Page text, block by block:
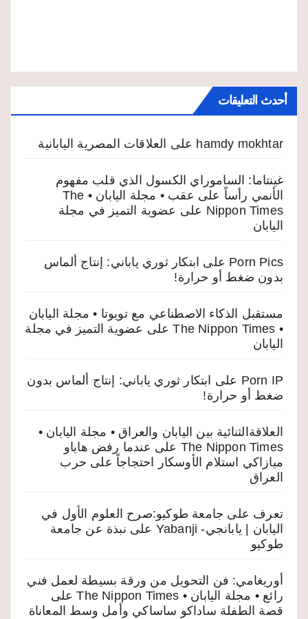
أحدث التعليقات
hamdy mokhtar على العلاقات المصرية اليابانية
غينتاما: الساموراي الكسول الذي قلب مفهوم
الأنمي رأساً على عقب • مجلة اليابان • The
Nippon Times على عضوية التميز في مجلة
اليابان
Porn Pics على ابتكار ثوري ياباني: إنتاج ألماس
بدون ضغط أو حرارة!
مستقبل الذكاء الاصطناعي مع تويوتا • مجلة اليابان
• The Nippon Times
على عضوية التميز في مجلة
اليابان
Porn IP على
ابتكار ثوري ياباني: إنتاج ألماس بدون
ضغط أو حرارة!
العلاقةالثنائية بين اليابان والعراق • مجلة اليابان •
The Nippon Times على عندما رفض هاياو
ميازاكي استلام الأوسكار احتجاجاً على حرب
العراق
تعرف على جامعة طوكيو:صرح العلوم الأول في
اليابان | يابانجي- Yabanji
على نبذة عن جامعة
طوكيو
أوريغامي: فن التحويل من ورقة بسيطة لعمل فني
رائع • مجلة اليابان • The Nippon Times
على
قصة الطفلة ساداكو ساساكي وأمل وسط المعاناة